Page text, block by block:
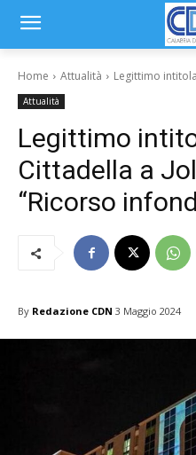
Home Attualità Legittimo
Attualità
Legittimo
Cittadella a
“Ricorso
By Redazione CDN 3 Maggio 2024